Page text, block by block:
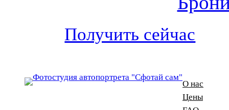
Получить сейчас
О нас
Цены